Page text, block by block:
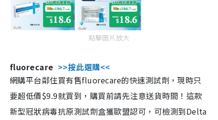
點擊圖片放大
fluorecare >>按此選購<<
網購平台鄰住買有售fluorecare的快速測試劑，現時只
要超低價$9.9就買到，購買前請先注意送貨時間！這款
新型冠狀病毒抗原測試劑盒獲歐盟認可，可檢測到Delta